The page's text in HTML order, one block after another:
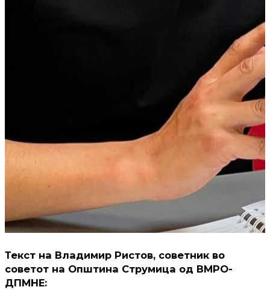
Текст на Владимир Ристов, советник во
советот на Општина Струмица од ВМРО-
ДПМНЕ: